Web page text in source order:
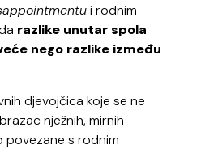
i rodnim
razlike unutar spola
nego razlike između
djevojčica koje se ne
nježnih, mirnih
povezane s rodnim